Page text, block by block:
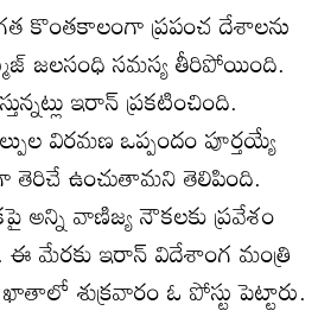
కొంతకాలంగా ప్రపంచ దేశాలను
జలసంధి సమస్య తీరిపోయింది.
ఇరాన్ ప్రకటించింది.
విరమణ ఒప్పందం పూర్తయ్యే
తెరిచే ఉంచుతామని తెలిపింది.
అన్ని వాణిజ్య నౌకలకు ప్రవేశం
ఈ మేరకు ఇరాన్ విదేశాంగ మంత్రి
శుక్రవారం ఓ పోస్టు పెట్టారు.